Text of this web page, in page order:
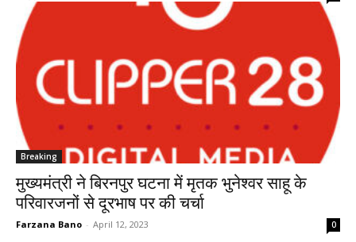
Breaking
मुख्यमंत्री ने बिरनपुर घटना में मृतक भुनेश्वर साहू के
परिवारजनों से दूरभाष पर की चर्चा
Farzana Bano - April 12, 2023 0